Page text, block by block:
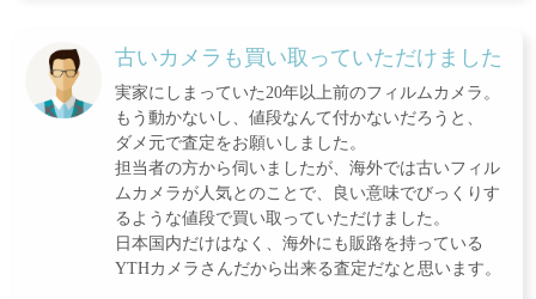
古いカメラも買い取っていただけました
実家にしまっていた20年以上前のフィルムカメラ。
もう動かないし、値段なんて付かないだろうと、
ダメ元で査定をお願いしました。
担当者の方から伺いましたが、海外では古いフィル
ムカメラが人気とのことで、良い意味でびっくりす
るような値段で買い取っていただけました。
日本国内だけはなく、海外にも販路を持っている
YTHカメラさんだから出来る査定だなと思います。